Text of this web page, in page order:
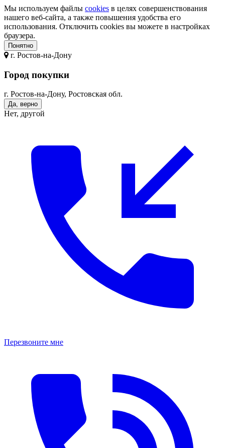
Мы используем файлы cookies в целях совершенствования
нашего веб-сайта, а также повышения удобства его
использования. Отключить cookies вы можете в настройках
браузера.
Понятно
г. Ростов-на-Дону
Город покупки
г. Ростов-на-Дону, Ростовская обл.
Да, верно
Нет, другой
Перезвоните мне